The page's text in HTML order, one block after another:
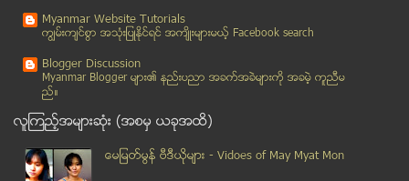
တိုင္းျပည္ဟာ တပ္မေတာ္ရဲ႕ အေစခံမျဖစ္ရဘူး။ တပ္မေတာ္ဟ...
ဆရာစံ သာသမီးမ်ား၏ ငိုေၾကြးသံ The crying Voice of S...
လိႈင္သာယာၿမိဳ႕နယ္တြင္ ခိုးမႈက်ဴးလြန္သူမ်ားအား ေဖၚထ...
အသံုးမ်ားေသာ စီးပြားေရးလုပ္ငန္းသံုးအဂၤလိပ္ အီဒီယံမ...
ဖြဲ႕စည္းပုံအေျခခံဥပေဒ ျပင္ဆင္ေရးသည္ တပ္မေတာ္ အခြင့...
Myanmar Website Tutorials
ကၽြမ္းက်င္စြာ အသုံးျပဳႏုိင္ရင္ အက်ိဳးမ်ားမယ့္ Facebook search
Blogger Discussion
Myanmar Blogger မ်ား၏ နည္းပညာ အခက္အခဲမ်ားကုိ အခမဲ့ ကူညီမ
ည္။
လူၾကည့္အမ်ားဆုံး (အစမွ ယခုအထိ)
ေမျမတ္မြန္ ဗီဒီယုိမ်ား - Vidoes of May Myat Mon